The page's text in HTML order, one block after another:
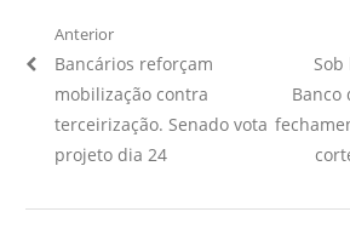
Navegação
de
Post
Anterior
Artigo
Anterior:
Bancários reforçam
mobilização contra
terceirização. Senado vota
projeto dia 24
Banco